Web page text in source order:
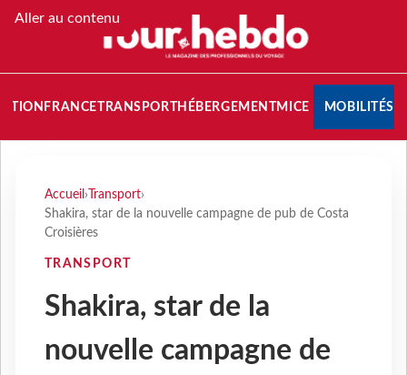
Aller au contenu
FRANCETRANSPORT HÉBERGEMENTMICE MOBILITÉS
Accueil › Transport›
Shakira, star de la nouvelle campagne de pub de Costa
Croisières
TRANSPORT
Shakira, star de la
nouvelle campagne de